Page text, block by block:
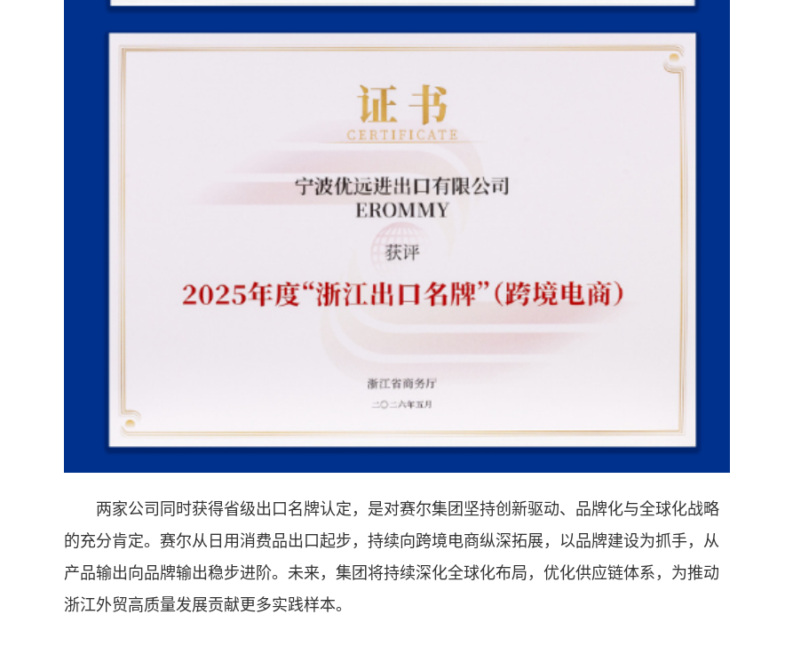
两家公司同时获得省级出口名牌认定，是对赛尔集团坚持创新驱动、品牌化与全球化战略
的充分肯定。赛尔从日用消费品出口起步，持续向跨境电商纵深拓展，以品牌建设为抓手，从
产品输出向品牌输出稳步进阶。未来，集团将持续深化全球化布局，优化供应链体系，为推动
浙江外贸高质量发展贡献更多实践样本。